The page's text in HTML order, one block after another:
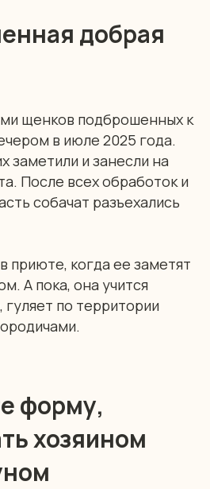
добрая
щенков подброшенных к
в июле 2025 года.
заметили и занесли на
После всех обработок и
собачат разъехались
приюте, когда ее заметят
А пока, она учится
гуляет по территории
форму,
хозяином